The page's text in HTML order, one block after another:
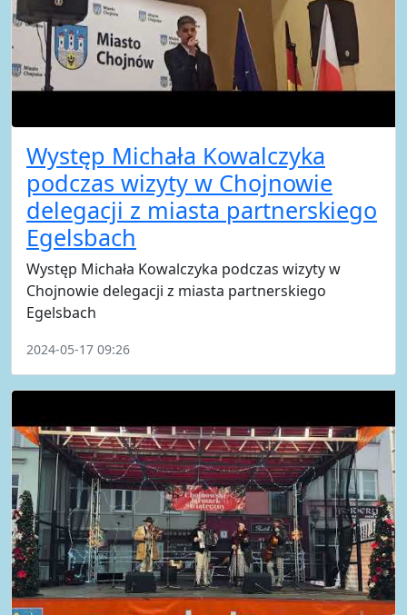
Występ Michała Kowalczyka
podczas wizyty w Chojnowie
delegacji z miasta partnerskiego
Egelsbach
Występ Michała Kowalczyka podczas wizyty w
Chojnowie delegacji z miasta partnerskiego
Egelsbach
2024-05-17 09:26